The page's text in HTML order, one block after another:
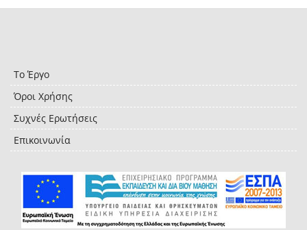
Το Έργο
Όροι Χρήσης
Συχνές Ερωτήσεις
Επικοινωνία